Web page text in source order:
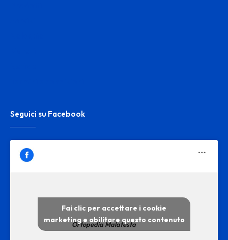
Seguici su Facebook
Ortopedia Malatesta
Fai clic per accettare i cookie
marketing e abilitare questo contenuto